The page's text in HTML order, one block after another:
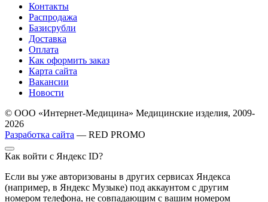
Контакты
Распродажа
Базисрубли
Доставка
Оплата
Как оформить заказ
Карта сайта
Вакансии
Новости
© ООО «Интернет-Медицина» Медицинские изделия, 2009-
2026
Разработка сайта — RED PROMO
Как войти с Яндекс ID?
Если вы уже авторизованы в других сервисах Яндекса
(например, в Яндекс Музыке) под аккаунтом с другим
номером телефона, не совпадающим с вашим номером